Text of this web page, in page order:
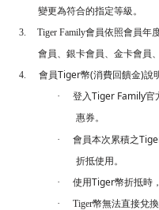
變更為符合的指定等級。
3.
Tiger Family會員依照會員年
會員、銀卡會員、金卡會員
4.
會員Tiger幣(消費回饋金)說
· 登入Tiger Family官
惠券。
· 會員本次累積之
折抵使用。
· 使用Tiger幣折抵時
· Tiger幣無法直接兌換